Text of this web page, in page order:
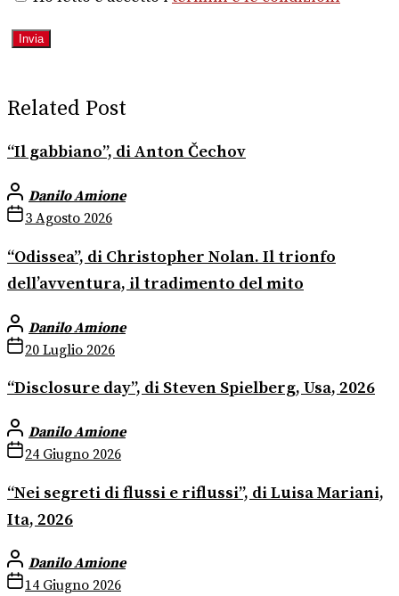
Related Post
“Il gabbiano”, di Anton Čechov
Danilo Amione
3 Agosto 2026
“Odissea”, di Christopher Nolan. Il trionfo
dell’avventura, il tradimento del mito
Danilo Amione
20 Luglio 2026
“Disclosure day”, di Steven Spielberg, Usa, 2026
Danilo Amione
24 Giugno 2026
“Nei segreti di flussi e riflussi”, di Luisa Mariani,
Ita, 2026
Danilo Amione
14 Giugno 2026